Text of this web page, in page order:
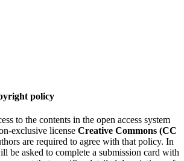
policy
to the contents in the open access system
exclusive license Creative Commons (CC
are required to agree with that policy. In
be asked to complete a submission card with